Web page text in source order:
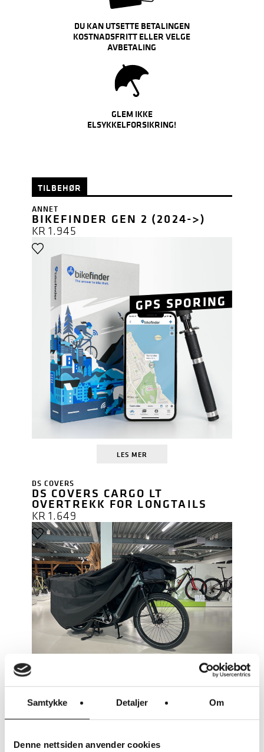
Samtykke Detaljer Om
Denne nettsiden anvender cookies
DU KAN UTSETTE BETALINGEN
KOSTNADSFRITT ELLER VELGE
AVBETALING
GLEM IKKE
ELSYKKELFORSIKRING!
TILBEHØR
GPS SPORING
ANNET
BIKEFINDER GEN 2 (2024->)
KR1.945
LES MER
DS COVERS
DS COVERS CARGO LT
OVERTREKK FOR LONGTAILS
KR1.649
DS COVERS
DS COVERS METZ
SYKKELOVERTREKK